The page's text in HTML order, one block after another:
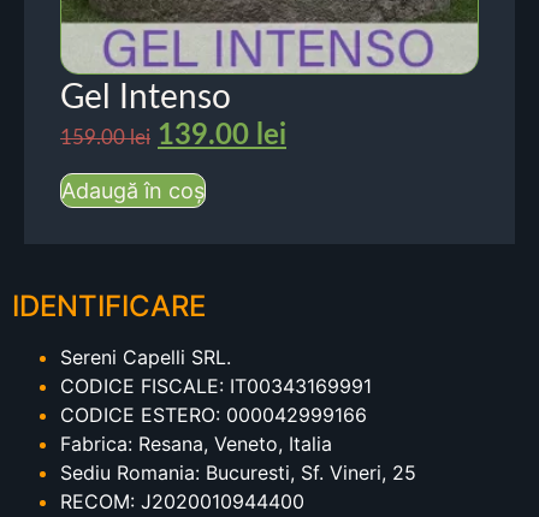
Gel Intenso
159.00lei 139.00 lei
Adaugă în coș
IDENTIFICARE
Sereni Capelli SRL.
CODICE FISCALE: IT00343169991
CODICE ESTERO: 000042999166
Fabrica: Resana, Veneto, Italia
Sediu Romania: Bucuresti, Sf. Vineri, 25
RECOM: J2020010944400